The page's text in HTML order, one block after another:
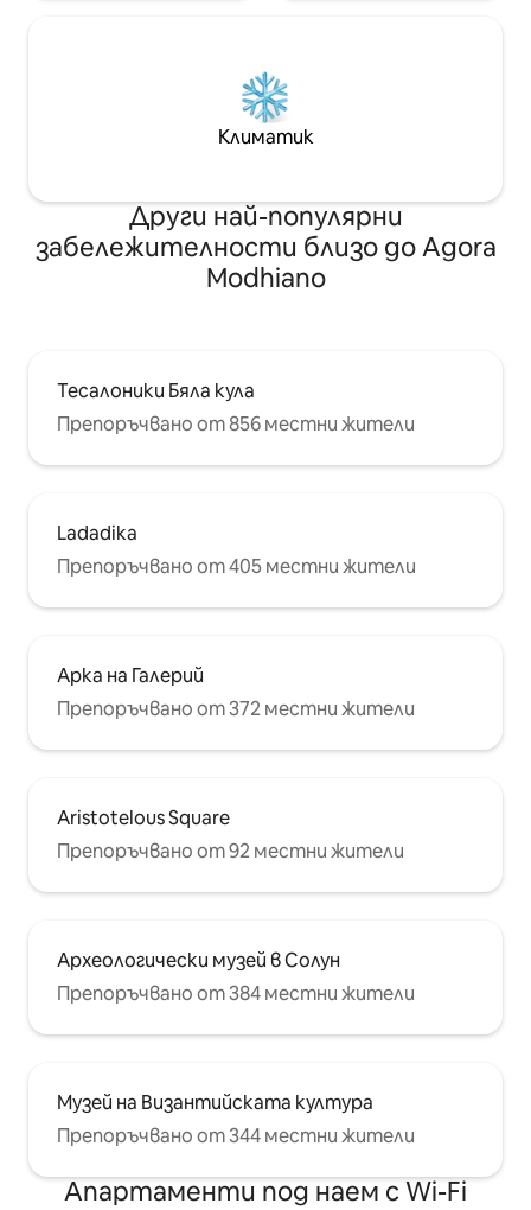
Климатик
Други най-популярни
забележителности близо до Agora
Modhiano
Тесалоники Бяла кула
Препоръчвано от 856 местни жители
Ladadika
Препоръчвано от 405 местни жители
Арка на Галерий
Препоръчвано от 372 местни жители
Aristotelous Square
Препоръчвано от 92 местни жители
Археологически музей в Солун
Препоръчвано от 384 местни жители
Музей на Византийската култура
Препоръчвано от 344 местни жители
Апартаменти под наем с Wi-Fi